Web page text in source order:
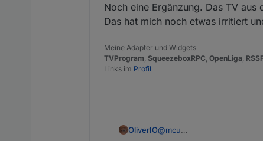
Oder ist das ein VIS-Fehler?
Noch eine Ergänzung. Das TV
Das hat mich noch etwas irritiert
Meine Adapter und Widgets
TVProgram SqueezeboxRPC OpenLiga
Links im Profil
OliverIO@mcu